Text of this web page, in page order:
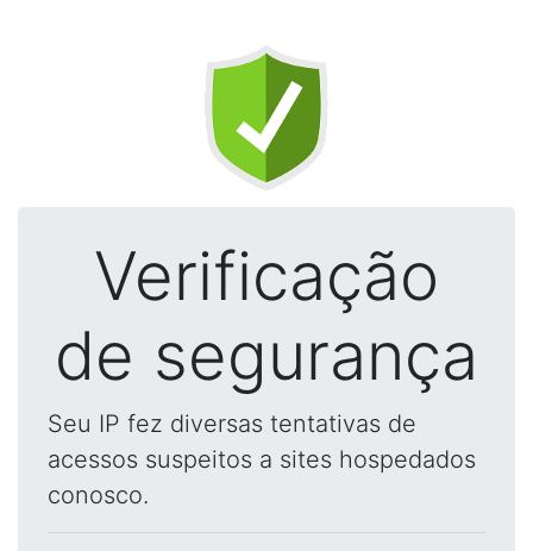
Verificação
de segurança
Seu IP fez diversas tentativas de
acessos suspeitos a sites hospedados
conosco.